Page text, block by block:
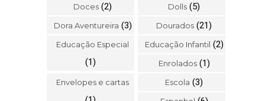
Doces (2) Dolls (5)
Dora Aventureira (3) Dourados (21)
Educação Especial
(1)
Educação Infantil (2)
Enrolados (1)
Envelopes e cartas Escola (3)